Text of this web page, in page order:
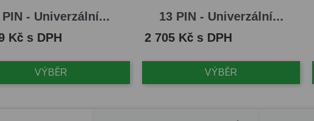
PIN - Univerzální...
Kč s DPH
VÝBĚR
13 PIN - Univerzální...
Cena
2 705 Kč s DPH
VÝBĚR